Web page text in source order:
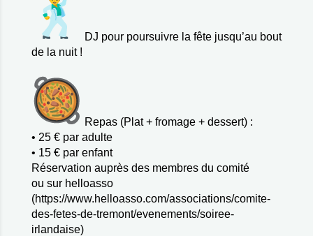
DJ pour poursuivre la fête jusqu’au bout
de la nuit !
​Repas (Plat + fromage + dessert)​ :
• 25 € par adulte
• 15 € par enfant
​Réservation auprès des membres du comité
ou sur helloasso
(https://www.helloasso.com/associations/comite-
des-fetes-de-tremont/evenements/soiree-
irlandaise)